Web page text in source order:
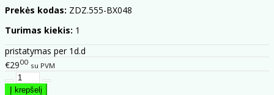
Prekės kodas: ZDZ.555-BX048
Turimas kiekis: 1
pristatymas per 1d.d
€2900 su PVM